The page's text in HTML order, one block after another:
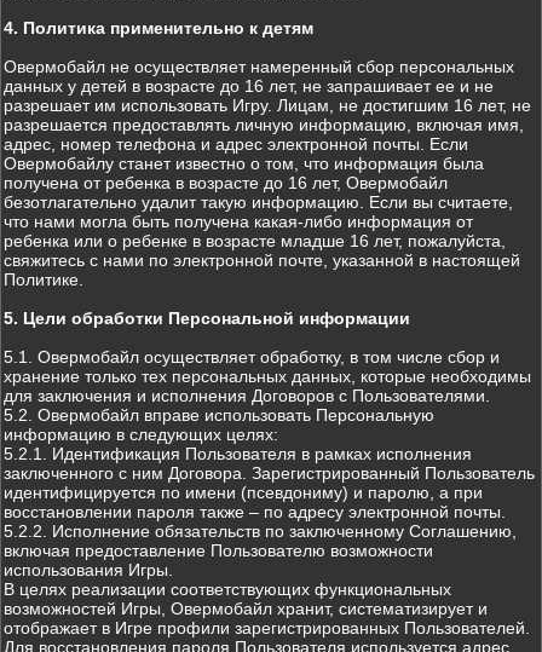
4. Политика применительно к детям
Овермобайл не осуществляет намеренный сбор персональных
данных у детей в возрасте до 16 лет, не запрашивает ее и не
разрешает им использовать Игру. Лицам, не достигшим 16 лет, не
разрешается предоставлять личную информацию, включая имя,
адрес, номер телефона и адрес электронной почты. Если
Овермобайлу станет известно о том, что информация была
получена от ребенка в возрасте до 16 лет, Овермобайл
безотлагательно удалит такую информацию. Если вы считаете,
что нами могла быть получена какая-либо информация от
ребенка или о ребенке в возрасте младше 16 лет, пожалуйста,
свяжитесь с нами по электронной почте, указанной в настоящей
Политике.
5. Цели обработки Персональной информации
5.1. Овермобайл осуществляет обработку, в том числе сбор и
хранение только тех персональных данных, которые необходимы
для заключения и исполнения Договоров с Пользователями.
5.2. Овермобайл вправе использовать Персональную
информацию в следующих целях:
5.2.1. Идентификация Пользователя в рамках исполнения
заключенного с ним Договора. Зарегистрированный Пользователь
идентифицируется по имени (псевдониму) и паролю, а при
восстановлении пароля также – по адресу электронной почты.
5.2.2. Исполнение обязательств по заключенному Соглашению,
включая предоставление Пользователю возможности
использования Игры.
В целях реализации соответствующих функциональных
возможностей Игры, Овермобайл хранит, систематизирует и
отображает в Игре профили зарегистрированных Пользователей.
Для восстановления пароля Пользователя используется адрес